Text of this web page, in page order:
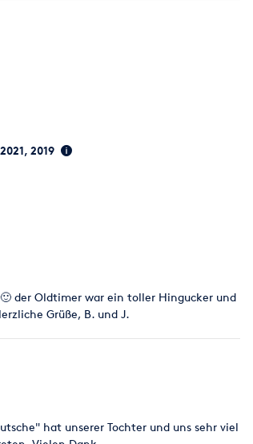
2019
der Oldtimer war ein toller Hingucker und
Grüße, B. und J.
hat unserer Tochter und uns sehr viel